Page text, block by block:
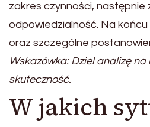
zakres czynności, następnie
odpowiedzialność. Na końcu
oraz szczególne
Wskazówka: Dziel analizę na
skuteczność.
W jakich